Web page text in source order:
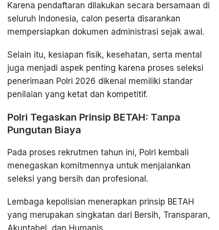
Karena pendaftaran dilakukan secara bersamaan di
seluruh Indonesia, calon peserta disarankan
mempersiapkan dokumen administrasi sejak awal.
Selain itu, kesiapan fisik, kesehatan, serta mental
juga menjadi aspek penting karena proses seleksi
penerimaan Polri 2026 dikenal memiliki standar
penilaian yang ketat dan kompetitif.
Polri Tegaskan Prinsip BETAH: Tanpa
Pungutan Biaya
Pada proses rekrutmen tahun ini, Polri kembali
menegaskan komitmennya untuk menjalankan
seleksi yang bersih dan profesional.
Lembaga kepolisian menerapkan prinsip BETAH
yang merupakan singkatan dari Bersih, Transparan,